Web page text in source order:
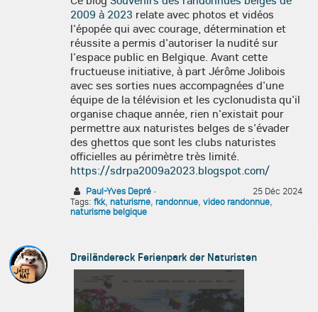
2009 à 2023 relate avec photos et vidéos
l'épopée qui avec courage, détermination et
réussite a permis d'autoriser la nudité sur
l'espace public en Belgique. Avant cette
fructueuse initiative, à part Jérôme Jolibois
avec ses sorties nues accompagnées d'une
équipe de la télévision et les cyclonudista qu'il
organise chaque année, rien n'existait pour
permettre aux naturistes belges de s'évader
des ghettos que sont les clubs naturistes
officielles au périmètre très limité.
https://sdrpa2009a2023.blogspot.com/
Paul-Yves Depré 25 Déc 2024
·
Tags: fkk, naturisme, randonnue, video randonnue,
naturisme belgique
Dreiländereck Ferienpark der Naturisten